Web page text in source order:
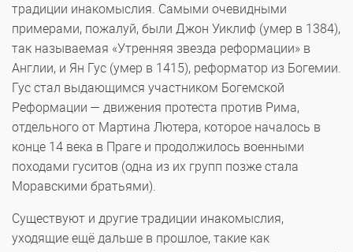
традиции инакомыслия. Самыми очевидными
примерами, пожалуй, были Джон Уиклиф (умер в 1384),
так называемая «Утренняя звезда реформации» в
Англии, и Ян Гус (умер в 1415), реформатор из Богемии.
Гус стал выдающимся участником Богемской
Реформации — движения протеста против Рима,
отдельного от Мартина Лютера, которое началось в
конце 14 века в Праге и продолжилось военными
походами гуситов (одна из их групп позже стала
Моравскими братьями).
Существуют и другие традиции инакомыслия,
уходящие ещё дальше в прошлое, такие как